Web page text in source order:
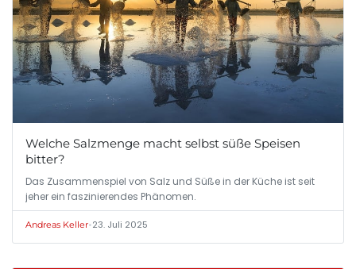
Welche Salzmenge macht selbst süße Speisen
bitter?
Das Zusammenspiel von Salz und Süße in der Küche ist seit
jeher ein faszinierendes Phänomen.
Andreas Keller•23. Juli 2025